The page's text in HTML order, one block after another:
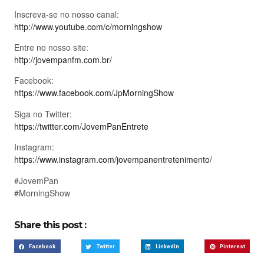
Inscreva-se no nosso canal:
http://www.youtube.com/c/morningshow
Entre no nosso site:
http://jovempanfm.com.br/
Facebook:
https://www.facebook.com/JpMorningShow
Siga no Twitter:
https://twitter.com/JovemPanEntrete
Instagram:
https://www.instagram.com/jovempanentretenimento/
#JovemPan
#MorningShow
Share this post :
Facebook Twitter LinkedIn Pinterest